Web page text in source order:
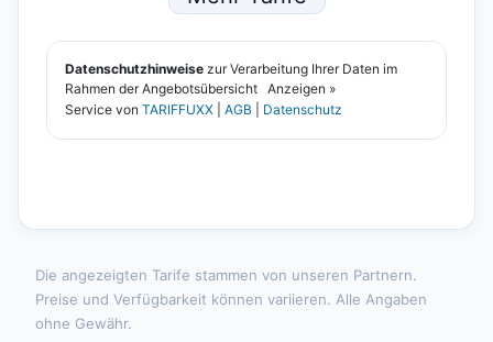
Die angezeigten Tarife stammen von unseren Partnern.
Preise und Verfügbarkeit können variieren. Alle Angaben
ohne Gewähr.